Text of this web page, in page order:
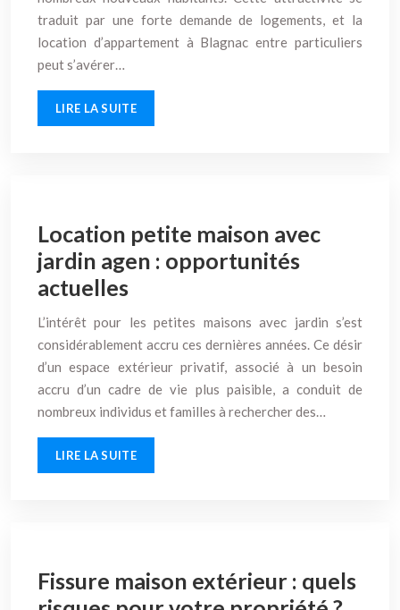
traduit par une forte demande de logements, et la
location d’appartement à Blagnac entre particuliers
peut s’avérer…
LIRE LA SUITE
Location petite maison avec
jardin agen : opportunités
actuelles
L’intérêt pour les petites maisons avec jardin s’est
considérablement accru ces dernières années. Ce désir
d’un espace extérieur privatif, associé à un besoin
accru d’un cadre de vie plus paisible, a conduit de
nombreux individus et familles à rechercher des…
LIRE LA SUITE
Fissure maison extérieur : quels